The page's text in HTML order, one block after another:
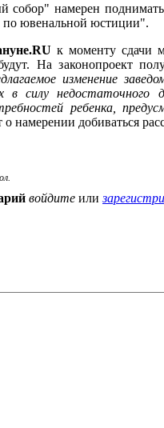
собор" намерен
ювенальной юстиции".
к моменту сдачи
На законопроект
изменение
в силу
ребенка,
о намерении добиваться
войдите или